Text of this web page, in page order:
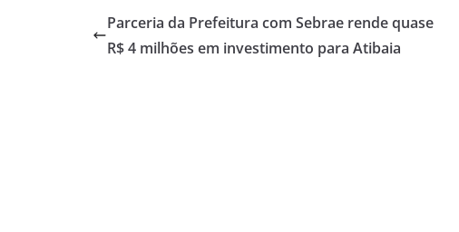
Parceria da Prefeitura com Sebrae rende quase
R$ 4 milhões em investimento para Atibaia